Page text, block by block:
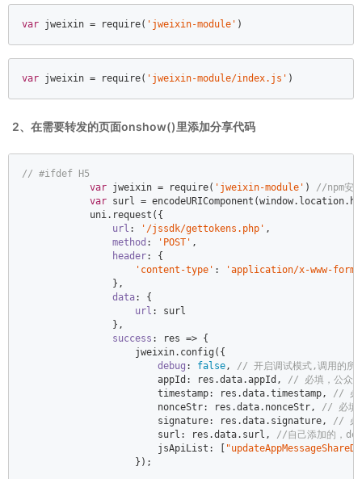
var jweixin = require( 'jweixin-module' )
var jweixin = require( 'jweixin-module/index.js' )
2、在需要转发的页面onshow()里添加分享代码
// #ifdef H5
var jweixin = require( 'jweixin-module' ) //npm安
var surl = encodeURIComponent (window
            uni.request({
url : '/jssdk/gettokens.php' ,
method : 'POST' ,
header: {
'content-type' :
'application/x-www-
                },
data: {
url : surl
                },
success : res => {
                    jweixin.config({
debug : false, // 开启调试模式,调用的所
                        appId: res.data.appId,
// 必填，公众
                        timestamp: res.data.timestamp,
// 必
                        nonceStr: res.data.nonceStr,
// 必填
                        signature: res.data.signature,
// 必
                        surl: res.data.surl,
//自己添加的，
                        jsApiList: [
                    });